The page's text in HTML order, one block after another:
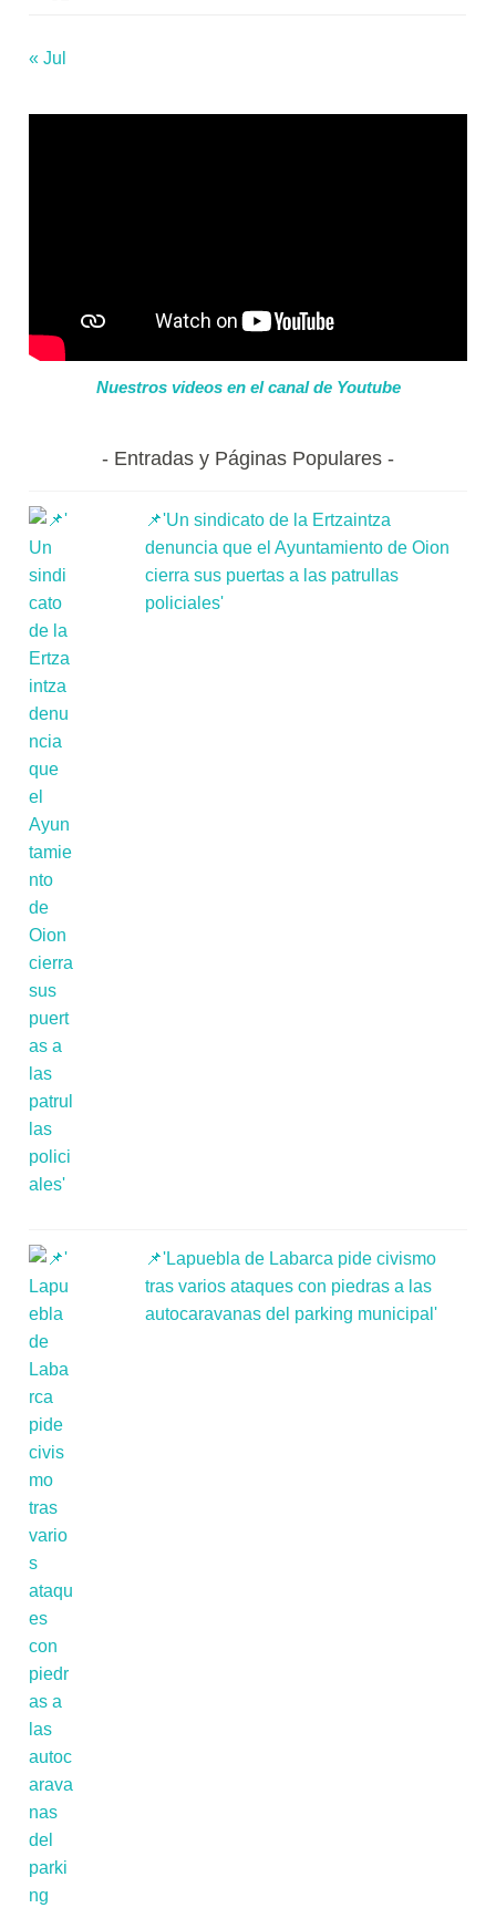
« Jul
Nuestros videos en el canal de Youtube
Entradas y Páginas Populares
📌'Un sindicato de la Ertzaintza
denuncia que el Ayuntamiento de Oion
cierra sus puertas a las patrullas
policiales'
📌'Lapuebla de Labarca pide civismo
tras varios ataques con piedras a las
autocaravanas del parking municipal'